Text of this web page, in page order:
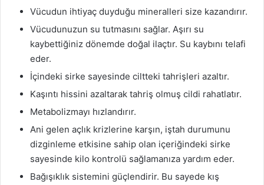
Vücudun ihtiyaç duyduğu mineralleri size kazandırır.
Vücudunuzun su tutmasını sağlar. Aşırı su
kaybettiğiniz dönemde doğal ilaçtır. Su kaybını telafi
eder.
İçindeki sirke sayesinde ciltteki tahrişleri azaltır.
Kaşıntı hissini azaltarak tahriş olmuş cildi rahatlatır.
Metabolizmayı hızlandırır.
Ani gelen açlık krizlerine karşın, iştah durumunu
dizginleme etkisine sahip olan içeriğindeki sirke
sayesinde kilo kontrolü sağlamanıza yardım eder.
Bağışıklık sistemini güçlendirir. Bu sayede kış